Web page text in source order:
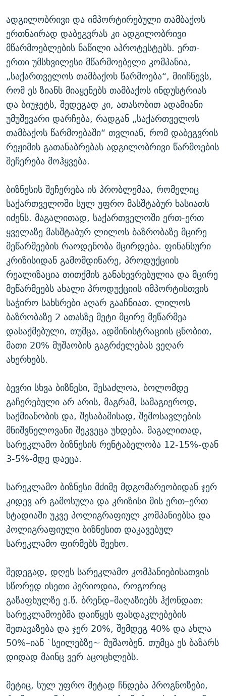
ადგილობრივი და იმპორტირებული თამბაქოს
ერთნაირად დაბეგვრას კი ადგილობრივი
მწარმოებლების ნაწილი აპროტესტებს. ერთ-
ერთი უმსხვილესი მწარმოებელი კომპანია,
„საქართველოს თამბაქოს წარმოება“, მიიჩნევს,
რომ ეს ზიანს მიაყენებს თამბაქოს ინდუსტრიას
და ბიუჯეტს, შედეგად კი, ათასობით ადამიანი
უმუშევარი დარჩება, რადგან „საქართველოს
თამბაქოს წარმოებაში“ თვლიან, რომ დაბეგვრის
რეჟიმის გათანაბრებას ადგილობრივი წარმოების
შეჩერება მოჰყვება.
ბიზნესის შეჩერება ის პრობლემაა, რომელიც
საქართველოში სულ უფრო მასშტაბურ ხასიათს
იძენს. მაგალითად, საქართველოში ერთ-ერთ
ყველაზე მასშტაბურ ლილოს ბაზრობაზე მცირე
მეწარმეების რაოდენობა მცირდება. ფინანსური
კრიზისიდან გამომდინარე, პროდუქციის
რეალიზაცია თითქმის განახევრებულია და მცირე
მეწარმეებს ახალი პროდუქციის იმპორტისთვის
საჭირო სახსრები აღარ გააჩნიათ. ლილოს
ბაზრობაზე 2 ათასზე მეტი მცირე მეწარმეა
დასაქმებული, თუმცა, ადმინისტრაციის ცნობით,
მათი 20% მუშაობის გაგრძელებას ვეღარ
ახერხებს.
ბევრი სხვა ბიზნესი, შესაძლოა, ბოლომდე
გაჩერებული არ არის, მაგრამ, სამაგიეროდ,
საქმიანობის და, შესაბამისად, შემოსავლების
მნიშვნელოვანი შეკვეცა უხდება. მაგალითად,
სარეკლამო ბიზნესის რენტაბელობა 12-15%-დან
3-5%-მდე დაეცა.
სარეკლამო ბიზნესი მძიმე მდგომარეობიდან ჯერ
კიდევ არ გამოსულა და კრიზისი მის ერთ–ერთ
სტადიაში უკვე პოლიგრაფიულ კომპანიებსა და
პოლიგრაფიული ბიზნესით დაკავებულ
სარეკლამო ფირმებს შეეხო.
შედეგად, დღეს სარეკლამო კომპანიებისათვის
სწორედ ისეთი პერიოდია, როგორიც
გაზაფხულზე ე.წ. ბრენდ–მაღაზიებს ჰქონდათ:
სარეკლამოებმა დაიწყეს ფასდაკლებების
შეთავაზება და ჯერ 20%, შემდეგ 40% და ახლა
50%–იან `სეილებზე~ მუშაობენ. თუმცა ეს ბაზარს
დიდად მაინც ვერ აცოცხლებს.
მეტიც, სულ უფრო მეტად ჩნდება პროგნოზები,